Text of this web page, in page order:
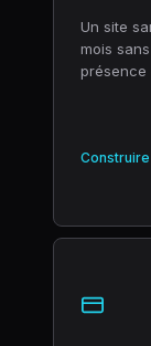
Un site
mois
présence